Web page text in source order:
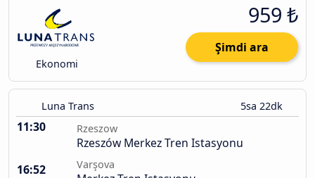
Ekonomi
959 ₺
Şimdi ara
Luna Trans 5sa 22dk
11:30 Rzeszow
Rzeszów Merkez Tren Istasyonu
16:52
Varşova